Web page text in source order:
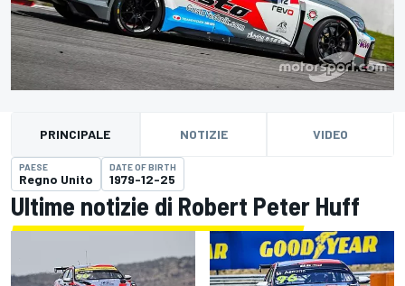
PRINCIPALE NOTIZIE VIDEO
PAESE
Regno Unito
DATE OF BIRTH
1979-12-25
Ultime notizie di Robert Peter Huff